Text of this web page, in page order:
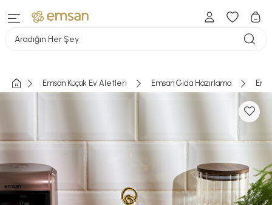
Aradığın Her Şey
Emsan Küçük Ev Aletleri Emsan Gıda Hazırlama